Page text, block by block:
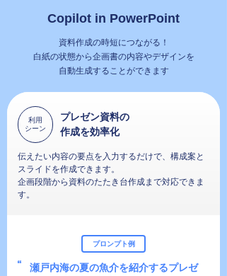
Copilot in PowerPoint
資料作成の時短につながる！
白紙の状態から企画書の内容やデザインを
自動生成することができます
利用
シーン
プレゼン資料の
作成を効率化
伝えたい内容の要点を入力するだけで、構成案と
スライドを作成できます。
企画段階から資料のたたき台作成まで対応できま
す。
プロンプト例
瀬戸内海の夏の魚介を紹介するプレゼ